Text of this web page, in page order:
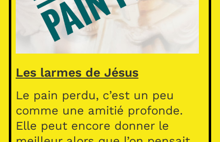
Les larmes de Jésus
Le pain perdu, c’est un peu
comme une amitié profonde.
Elle peut encore donner le